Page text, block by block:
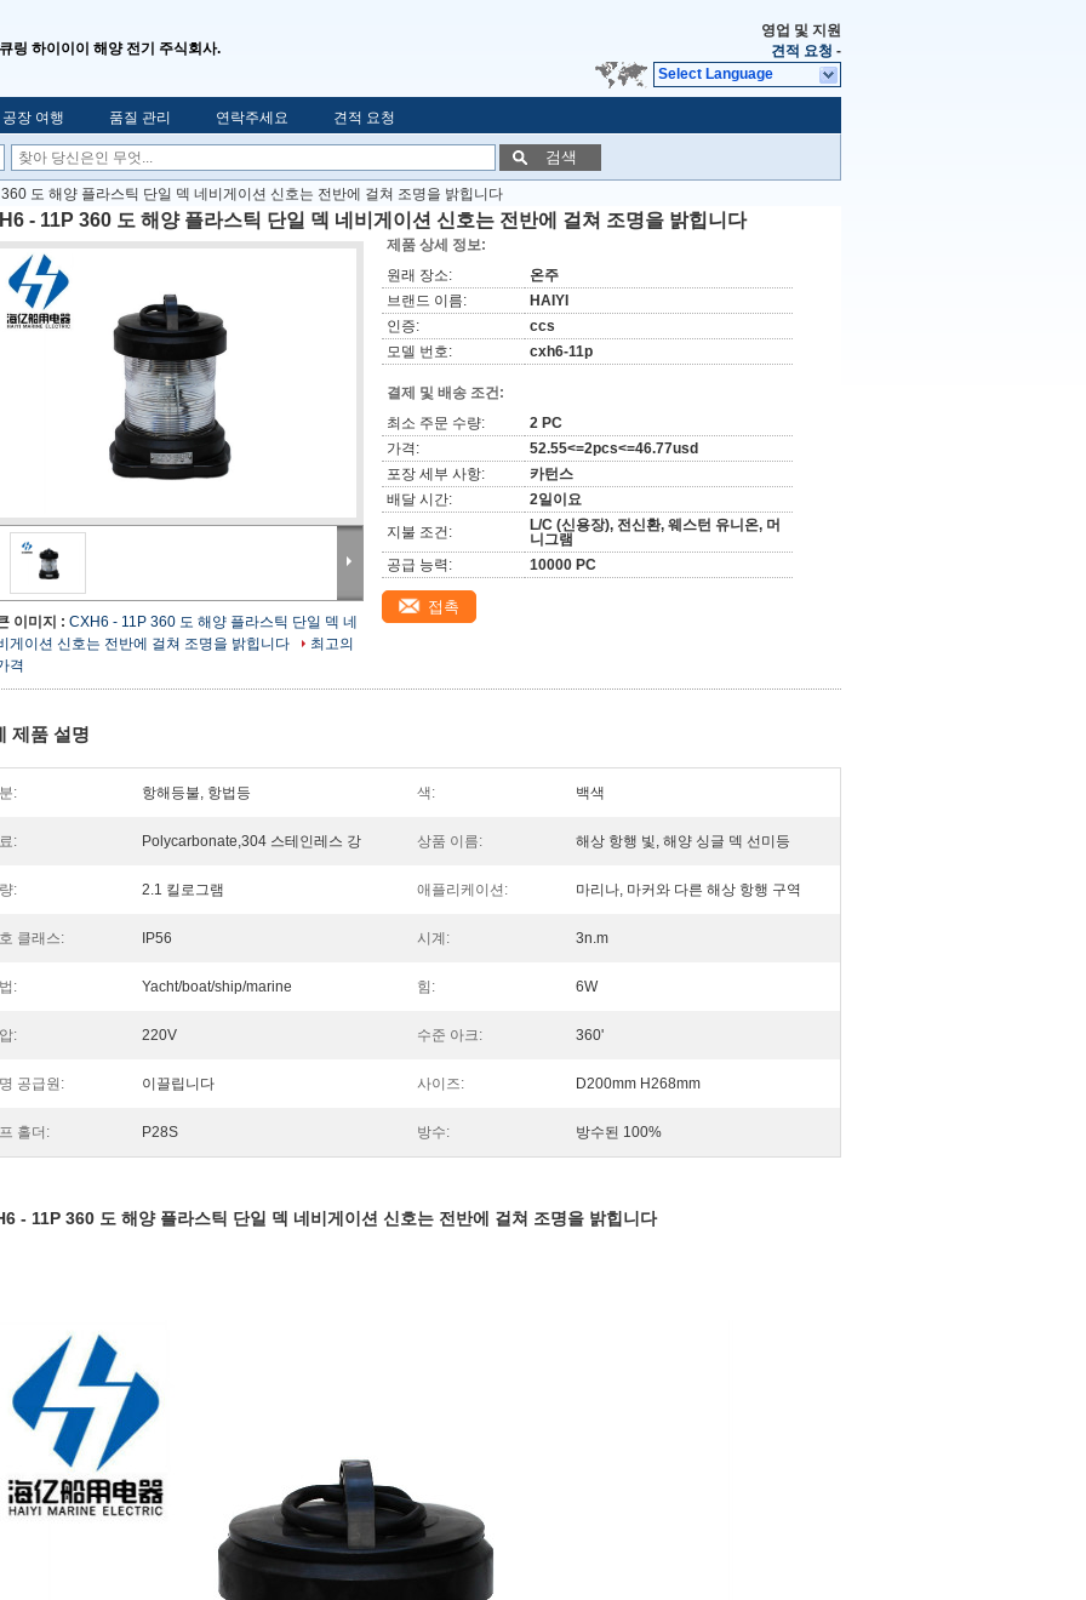
링 하이이이 해양 전기 주식회사.
영업 및 지원
견적 요청 -
Select Language
공장 여행 품질 관리 연락주세요 견적 요청
검색
도 해양 플라스틱 단일 덱 네비게이션 신호는 전반에 걸쳐 조명을 밝힙니다
- 11P 360 도 해양 플라스틱 단일 덱 네비게이션 신호는 전반에 걸쳐 조명을 밝힙니다
이미지 : CXH6 - 11P 360 도 해양 플라스틱 단일 덱 네
게이션 신호는 전반에 걸쳐 조명을 밝힙니다
최고의
격
제품 상세 정보:
원래 장소:
온주
브랜드 이름:
HAIYI
인증:
ccs
모델 번호:
cxh6-11p
결제 및 배송 조건:
최소 주문 수량:
2 PC
가격:
52.55<=2pcs<=46.77usd
포장 세부 사항:
카턴스
배달 시간:
2일이요
지불 조건:
L/C (신용장), 전신환, 웨스턴 유니온, 머
니그램
공급 능력:
10000 PC
접촉
제품 설명
: 항해등불, 항법등 색: 백색
: Polycarbonate,304 스테인레스 강 상품 이름: 해상 항행 빛, 해양 싱글 덱 선미등
: 2.1 킬로그램 애플리케이션: 마리나, 마커와 다른 해상 항행 구역
클래스: IP56 시계: 3n.m
: Yacht/boat/ship/marine 힘: 6W
: 220V 수준 아크: 360'
공급원: 이끌립니다 사이즈: D200mm H268mm
홀더: P28S 방수: 방수된 100%
- 11P 360 도 해양 플라스틱 단일 덱 네비게이션 신호는 전반에 걸쳐 조명을 밝힙니다